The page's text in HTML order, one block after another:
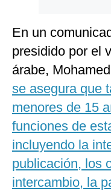
En un
presidido por el
árabe,
se asegura que
menores de 15
funciones de
incluyendo la
publicación, los
intercambio, la